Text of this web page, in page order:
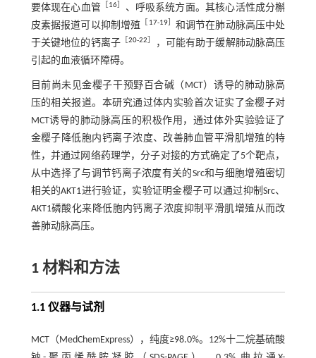
要体现在心血管［ 16
、呼吸系统方面。其核心活性成分槲
皮素据报道可以抑制增殖
17-19］ 和调节在肺动脉高压中处
于关键地位的钙离子 ［20-22
，可能有助于缓解肺动脉高压
引起的血液循环障碍。
目前尚未见金樱子干预野百合碱（MCT）诱导的肺动脉高
压的相关报道。本研究通过体内实验首次证实了金樱子对
MCT诱导的肺动脉高压的积极作用，通过体外实验验证了
金樱子降低胞内钙离子浓度、改善肺血管平滑肌增殖的特
性，并通过网络药理学，分子对接的方式确定了5个靶点，
从中选择了与调节钙离子浓度有关的Src和与细胞增殖密切
相关的AKT1进行验证，实验证明金樱子可以通过抑制Src、
AKT1磷酸化来降低胞内钙离子浓度抑制平滑肌增殖从而改
善肺动脉高压。
1 材料和方法
1.1 仪器与试剂
MCT（MedChemExpress），纯度≥98.0%。12%十二烷基硫酸